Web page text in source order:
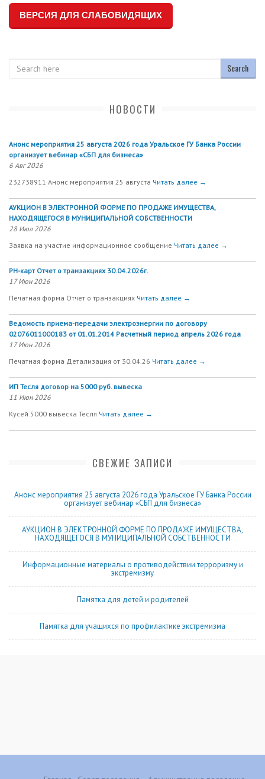
ВЕРСИЯ ДЛЯ СЛАБОВИДЯЩИХ
НОВОСТИ
Анонс мероприятия 25 августа 2026 года Уральское ГУ Банка России
организует вебинар «СБП для бизнеса»
6 Авг 2026
232738911 Анонс мероприятия 25 августа Читать далее →
АУКЦИОН В ЭЛЕКТРОННОЙ ФОРМЕ ПО ПРОДАЖЕ ИМУЩЕСТВА,
НАХОДЯЩЕГОСЯ В МУНИЦИПАЛЬНОЙ СОБСТВЕННОСТИ
28 Июл 2026
Заявка на участие информационное сообщение Читать далее →
РН-карт Отчет о транзакциях 30.04.2026г.
17 Июн 2026
Печатная форма Отчет о транзакциях Читать далее →
Ведомость приема-передачи электроэнергии по договору
02076011000183 от 01.01.2014 Расчетный период апрель 2026 года
17 Июн 2026
Печатная форма Детализация от 30.04.26 Читать далее →
ИП Тесля договор на 5000 руб. вывеска
11 Июн 2026
Кусей 5000 вывеска Тесля Читать далее →
СВЕЖИЕ ЗАПИСИ
Анонс мероприятия 25 августа 2026 года Уральское ГУ Банка России
организует вебинар «СБП для бизнеса»
АУКЦИОН В ЭЛЕКТРОННОЙ ФОРМЕ ПО ПРОДАЖЕ ИМУЩЕСТВА,
НАХОДЯЩЕГОСЯ В МУНИЦИПАЛЬНОЙ СОБСТВЕННОСТИ
Информационные материалы о противодействии терроризму и
экстремизму
Памятка для детей и родителей
Памятка для учащихся по профилактике экстремизма